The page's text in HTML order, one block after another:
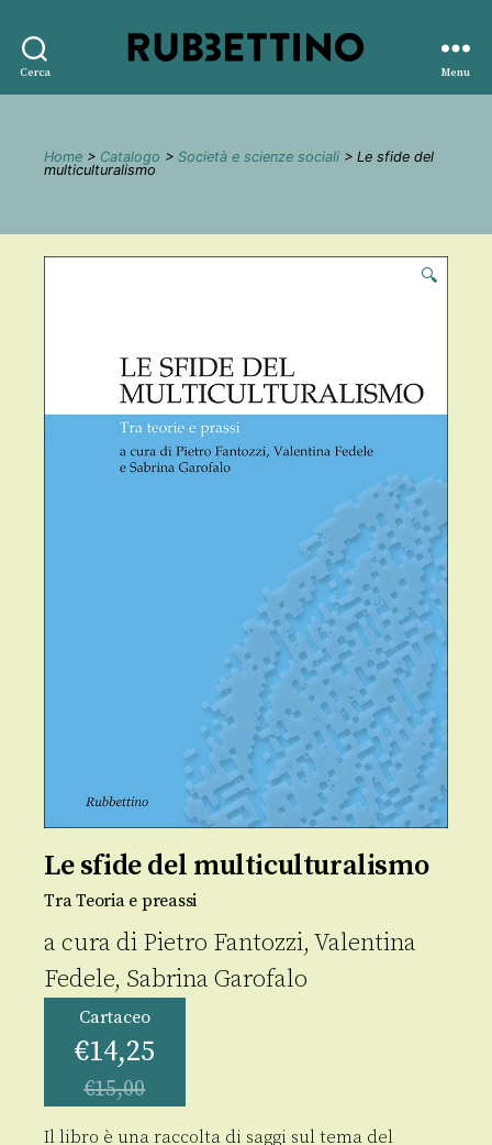
Cerca
editore
Menu
Home > Catalogo > Società e scienze sociali > Le sfide del
multiculturalismo
🔍
Le sfide del multiculturalismo
Tra Teoria e preassi
a cura di Pietro Fantozzi, Valentina
Fedele, Sabrina Garofalo
Cartaceo
€14,25
€15,00
Il libro è una raccolta di saggi sul tema del